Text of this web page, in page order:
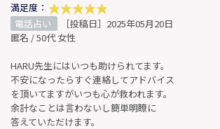
満足度：
電話占い
［投稿日］2025年05月20日
匿名 / 50代 女性
HARU先生にはいつも助けられてます。
不安になったらすぐ連絡してアドバイス
を頂いてますがいつも心が救われます。
余計なことは言わないし簡単明瞭に
答えていただけます。